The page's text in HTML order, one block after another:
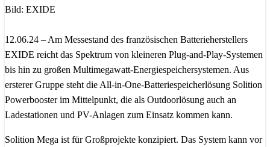
Bild: EXIDE
12.06.24 – Am Messestand des französischen Batterieherstellers
EXIDE reicht das Spektrum von kleineren Plug-and-Play-Systemen
bis hin zu großen Multimegawatt-Energiespeichersystemen. Aus
ersterer Gruppe steht die All-in-One-Batteriespeicherlösung Solition
Powerbooster im Mittelpunkt, die als Outdoorlösung auch an
Ladestationen und PV-Anlagen zum Einsatz kommen kann.
Solition Mega ist für Großprojekte konzipiert. Das System kann vor